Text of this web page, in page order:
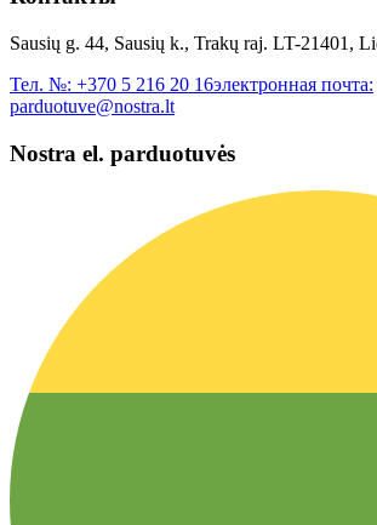
Sausių g. 44, Sausių k., Trakų raj. LT-21401,
Тел. №: +370 5 216 20 16электронная почта:
parduotuve@nostra.lt
Nostra el. parduotuvės